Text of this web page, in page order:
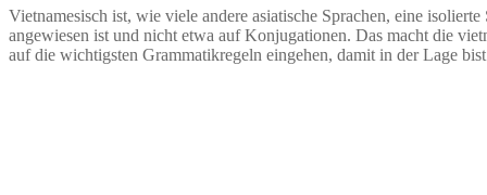
Vietnamesisch ist, wie viele andere asiatische Sprachen, eine
angewiesen ist und nicht etwa auf Konjugationen. Das macht die
auf die wichtigsten Grammatikregeln eingehen, damit in der Lage